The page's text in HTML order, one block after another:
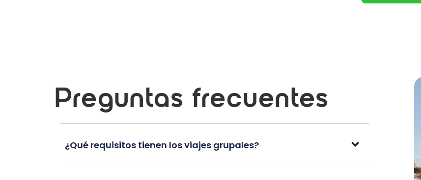
Preguntas frecuentes
¿Qué requisitos tienen los viajes grupales?